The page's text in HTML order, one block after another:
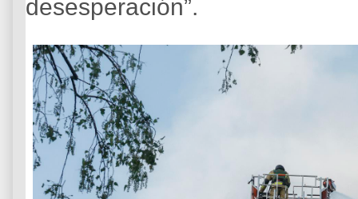
desesperación”.